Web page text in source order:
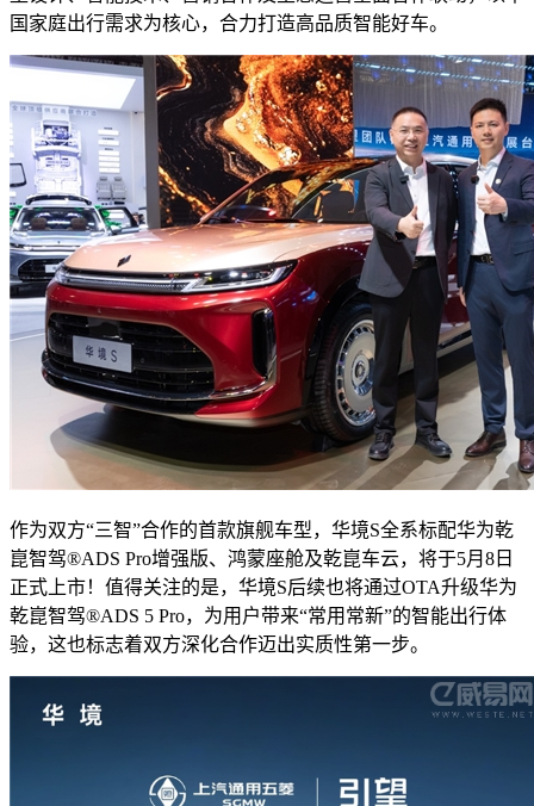
国家庭出行需求为核心，合力打造高品质智能好车。
作为双方“三智”合作的首款旗舰车型，华境S全系标配华为乾
崑智驾®ADS Pro增强版、鸿蒙座舱及乾崑车云，将于5月8日
正式上市！值得关注的是，华境S后续也将通过OTA升级华为
乾崑智驾®ADS 5 Pro，为用户带来“常用常新”的智能出行体
验，这也标志着双方深化合作迈出实质性第一步。